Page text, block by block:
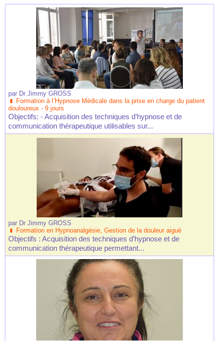
par Dr Jimmy GROSS
Formation à l’Hypnose Médicale dans la prise en charge du patient
douloureux - 9 jours
Objectifs: - Acquisition des techniques d’hypnose et de
communication thérapeutique utilisables sur...
par Dr Jimmy GROSS
Formation en Hypnoanalgésie, Gestion de la douleur aiguë
Objectifs : Acquisition des techniques d’hypnose et de
communication thérapeutique permettant...